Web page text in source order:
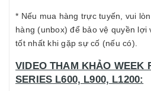
* Nếu mua hàng trực tuyến, vui
hàng (unbox) để bảo vệ quyền
tốt nhất khi gặp sự cố (nếu có).
VIDEO THAM KHẢO WEEK
SERIES L600, L900, L1200: